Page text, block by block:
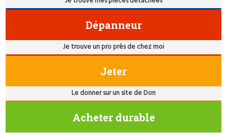
Dépanneur
Je trouve un pro près de chez moi
Jeter
Le donner sur un site de Don
Acheter durable